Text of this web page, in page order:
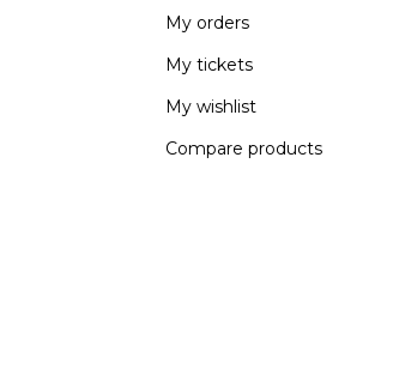
My orders
My tickets
My wishlist
Compare products